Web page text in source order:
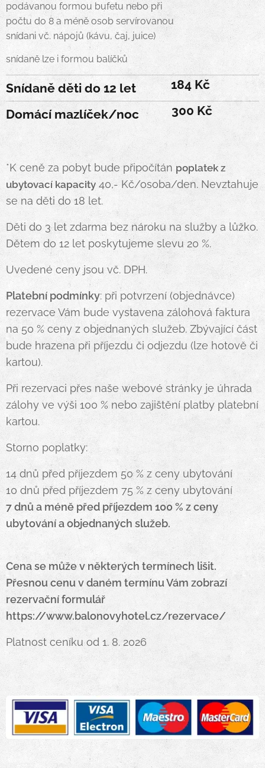
podávanou formou bufetu nebo při
počtu do 8 a méně osob servírovanou
snídani vč. nápojů (kávu, čaj, juice)
snídaně lze i formou balíčků
Snídaně děti do 12 let
184 Kč
Domácí mazlíček/noc
300 Kč
*K ceně za pobyt bude připočítánpoplatek z
ubytovací kapacity 40,- Kč/osoba/den. Nevztahuje
se na děti do 18 let.
Děti do 3 let zdarma bez nároku na služby a lůžko.
Dětem do 12 let poskytujeme slevu 20 %.
Uvedené ceny jsou vč. DPH.
Platební podmínky: při potvrzení (objednávce)
rezervace Vám bude vystavena zálohová faktura
na 50 % ceny z objednaných služeb. Zbývající část
bude hrazena při příjezdu či odjezdu (lze hotově či
kartou).
Při rezervaci přes naše webové stránky je úhrada
zálohy ve výši 100 % nebo zajištění platby platební
kartou.
Storno poplatky:
14 dnů před příjezdem 50 % z ceny ubytování
10 dnů před příjezdem 75 % z ceny ubytování
7 dnů a méně před příjezdem 100 % z ceny
ubytování a objednaných služeb.
Cena se může v některých termínech lišit.
Přesnou cenu v daném termínu Vám zobrazí
rezervační formulář
https://www.balonovyhotel.cz/rezervace/
Platnost ceníku od 1. 8. 2026